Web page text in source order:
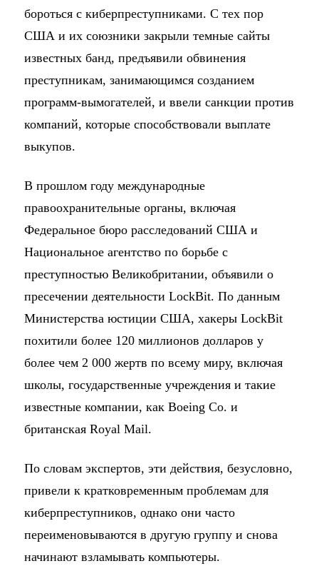
бороться с киберпреступниками. С тех пор
США и их союзники закрыли темные сайты
известных банд, предъявили обвинения
преступникам, занимающимся созданием
программ-вымогателей, и ввели санкции против
компаний, которые способствовали выплате
выкупов.
В прошлом году международные
правоохранительные органы, включая
Федеральное бюро расследований США и
Национальное агентство по борьбе с
преступностью Великобритании, объявили о
пресечении деятельности LockBit. По данным
Министерства юстиции США, хакеры LockBit
похитили более 120 миллионов долларов у
более чем 2 000 жертв по всему миру, включая
школы, государственные учреждения и такие
известные компании, как Boeing Co. и
британская Royal Mail.
По словам экспертов, эти действия, безусловно,
привели к кратковременным проблемам для
киберпреступников, однако они часто
переименовываются в другую группу и снова
начинают взламывать компьютеры.